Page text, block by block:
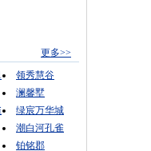
更多>>
领秀慧谷
澜馨墅
绿宸万华城
潮白河孔雀
铂铭郡